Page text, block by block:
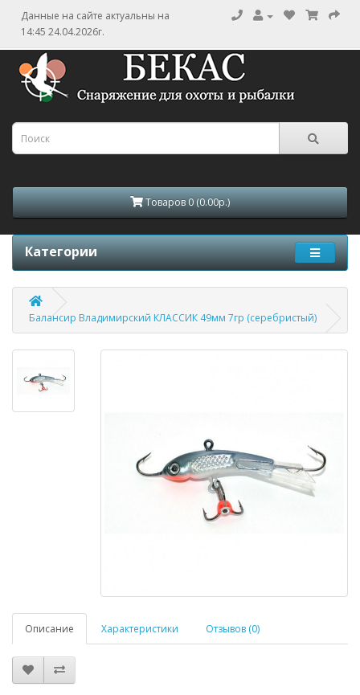
Данные на сайте актуальны на
14:45 24.04.2026г.
Товаров 0 (0.00р.)
Категории
Балансир Владимирский КЛАССИК 49мм 7гр (серебристый)
Описание Характеристики Отзывов (0)